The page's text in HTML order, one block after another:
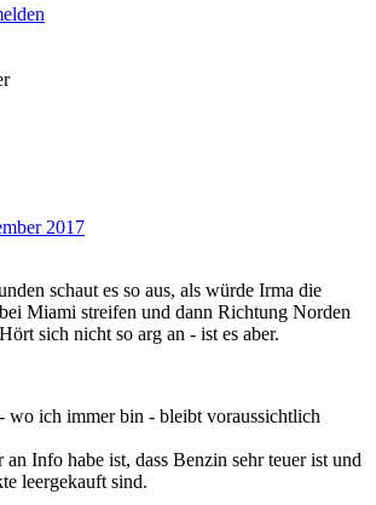
2017
schaut es so aus, als würde Irma die
Miami streifen und dann Richtung Norden
sich nicht so arg an - ist es aber.
wo ich immer bin - bleibt voraussichtlich
an Info habe ist, dass Benzin sehr teuer ist und
leergekauft sind.